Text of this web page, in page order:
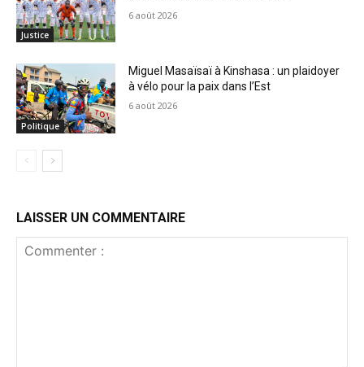
Justice
6 août 2026
Politique
Miguel Masaïsaï à Kinshasa : un plaidoyer
à vélo pour la paix dans l’Est
6 août 2026
LAISSER UN COMMENTAIRE